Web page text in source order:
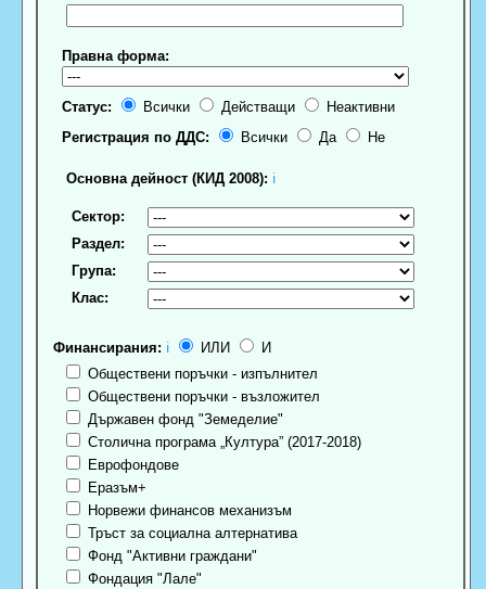
Правна форма:
Статус: Всички Действащи
Неактивни
Регистрация по ДДС:
Всички Да Не
Основна дейност (КИД 2008): ℹ
Сектор:
Раздел:
Група:
Клас:
Финансирания: ℹ ИЛИ
И
Обществени поръчки - изпълнител
Обществени поръчки - възложител
Държавен фонд "Земеделие"
Столична програма „Култура” (2017-2018)
Еврофондове
Еразъм+
Норвежи финансов механизъм
Тръст за социална алтернатива
Фонд "Активни граждани"
Фондация "Лале"